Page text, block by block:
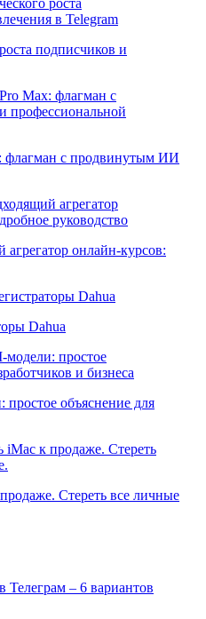
подписчиков и
флагман с продвинутым ИИ
онлайн-курсов:
Dahua
объяснение для
Стереть все личные
Телеграм – 6 вариантов